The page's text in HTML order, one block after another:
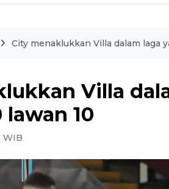
City menaklukkan Villa dalam laga
Villa
lawan 10
WIB